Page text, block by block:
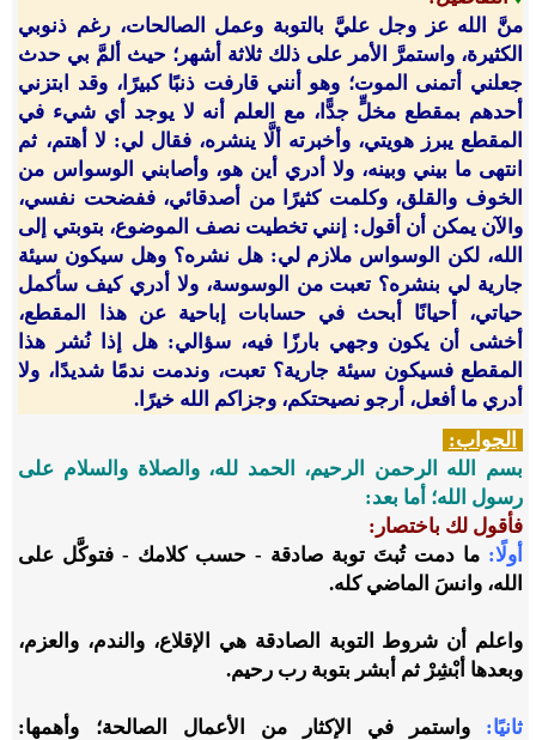
منَّ الله عز وجل عليَّ بالتوبة وعمل الصالحات، رغم ذنوبي
الكثيرة، واستمرَّ الأمر على ذلك ثلاثة أشهر؛ حيث ألمَّ بي حدث
جعلني أتمنى الموت؛ وهو أنني قارفت ذنبًا كبيرًا، وقد ابتزني
أحدهم بمقطع مخلٍّ جدًّا، مع العلم أنه لا يوجد أي شيء في
المقطع يبرز هويتي، وأخبرته ألَّا ينشره، فقال لي: لا أهتم، ثم
انتهى ما بيني وبينه، ولا أدري أين هو، وأصابني الوسواس من
الخوف والقلق، وكلمت كثيرًا من أصدقائي، ففضحت نفسي،
والآن يمكن أن أقول: إنني تخطيت نصف الموضوع، بتوبتي إلى
الله، لكن الوسواس ملازم لي: هل نشره؟ وهل سيكون سيئة
جارية لي بنشره؟ تعبت من الوسوسة، ولا أدري كيف سأكمل
حياتي، أحيانًا أبحث في حسابات إباحية عن هذا المقطع،
أخشى أن يكون وجهي بارزًا فيه، سؤالي: هل إذا نُشر هذا
المقطع فسيكون سيئة جارية؟ تعبت، وندمت ندمًا شديدًا، ولا
أدري ما أفعل، أرجو نصيحتكم، وجزاكم الله خيرًا.
الجواب:
بسم الله الرحمن الرحيم، الحمد لله، والصلاة والسلام على
رسول الله؛ أما بعد:
فأقول لك باختصار:
أولًا: ما دمت تُبتَ توبة صادقة - حسب كلامك - فتوكَّل على
الله، وانسَ الماضي كله.
واعلم أن شروط التوبة الصادقة هي الإقلاع، والندم، والعزم،
وبعدها أبْشِرْ ثم أبشر بتوبة رب رحيم.
ثانيًا: واستمر في الإكثار من الأعمال الصالحة؛ وأهمها: